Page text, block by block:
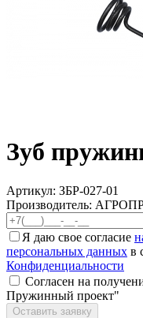
Зуб
Артикул: ЗБР-027-01
Производитель:
Я даю свое согласие
персональных данных в
Конфиденциальности
Согласен на
Пружинный проект"
Оставить заявку